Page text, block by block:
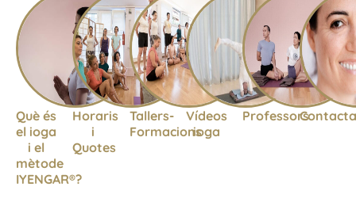
Què és
el ioga
i el
mètode
IYENGAR®?
Horaris
i
Quotes
Tallers-
Formacions
Vídeos
ioga
Professors